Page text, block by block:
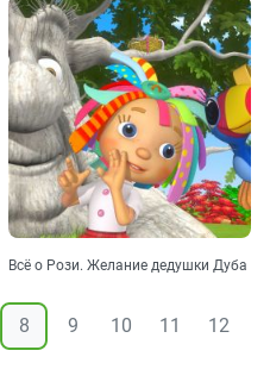
Всё о Рози. Желание дедушки Дуба
8 9 10 11 12